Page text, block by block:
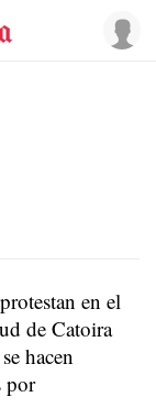
en el
de Catoira
hacen
por